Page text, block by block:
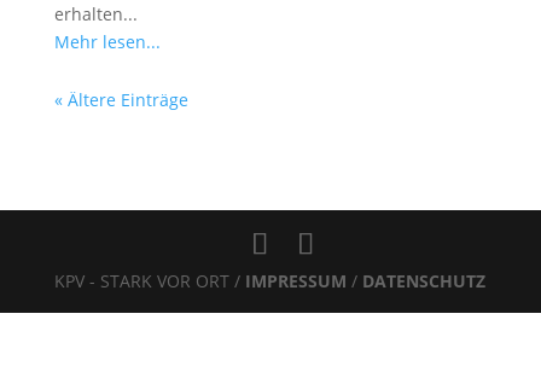
erhalten...
Mehr lesen...
« Ältere Einträge
KPV - STARK VOR ORT / IMPRESSUM/ DATENSCHUTZ